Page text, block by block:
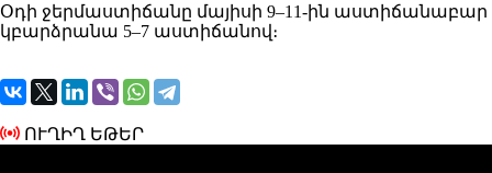
Օդի ջերմաստիճանը մայիսի 9–11-ին աստիճանաբար
կբարձրանա 5–7 աստիճանով։
ՈՒՂԻՂ ԵԹԵՐ